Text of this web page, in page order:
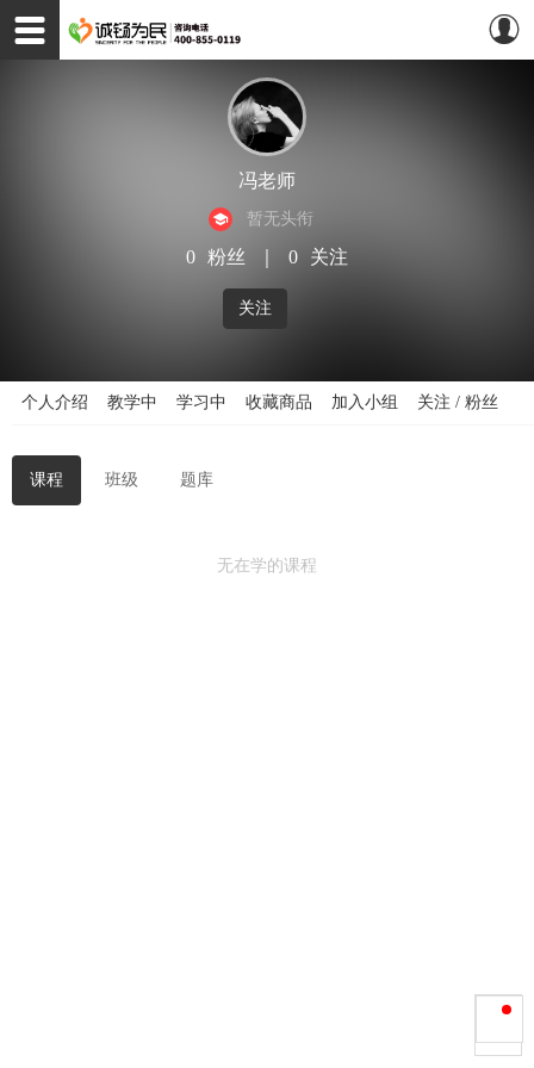
冯老师
暂无头衔
0 粉丝 0 关注
关注
个人介绍 教学中 学习中 收藏商品 加入小组 关注 / 粉丝
课程 班级 题库
无在学的课程